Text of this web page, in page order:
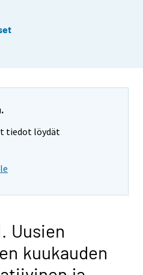
tiedot löydät
Uusien
kuukauden